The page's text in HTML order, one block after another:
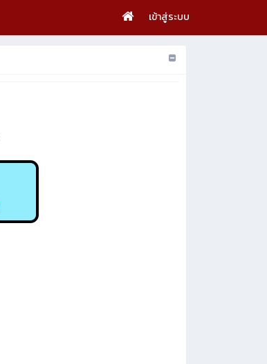
เข้าสู่ระบบ